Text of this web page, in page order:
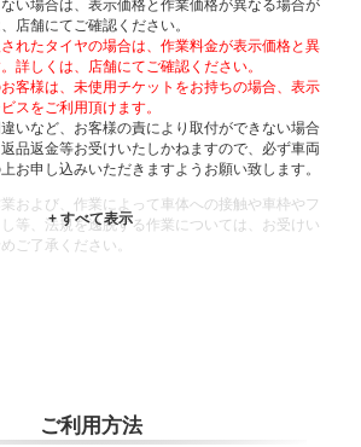
い場合は、表示価格と作業価格が異なる場合が
店舗にてご確認ください。
れたタイヤの場合は、作業料金が表示価格と異
詳しくは、店舗にてご確認ください。
客様は、未使用チケットをお持ちの場合、表示
スをご利用頂けます。
いなど、お客様の責により取付ができない場合
品返金等お受けいたしかねますので、必ず車両
お申し込みいただきますようお願い致します。
および、作業によって車体への接触や車枠やフ
等、法規を逸脱する作業については、お受けい
ご了承ください。
ご利用方法